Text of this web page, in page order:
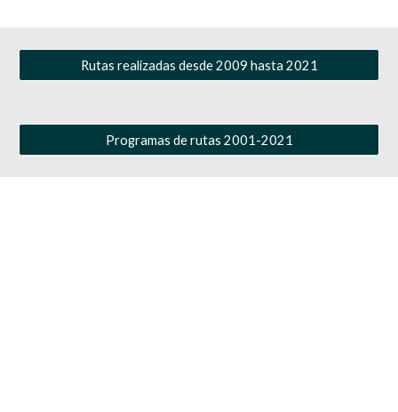
Rutas realizadas desde 2009 hasta 2021
Programas de rutas 2001-2021